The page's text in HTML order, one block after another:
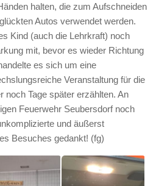
halten, die zum Aufschneiden
Autos verwendet werden.
Kind (auch die Lehrkraft) noch
mit, bevor es wieder Richtung
es sich um eine
Veranstaltung für die
noch Tage später erzählten. An
Feuerwehr Seubersdorf noch
und äußerst
Besuches gedankt! (fg)